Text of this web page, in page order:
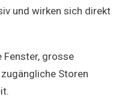
und wirken sich direkt
Fenster, grosse
Storen